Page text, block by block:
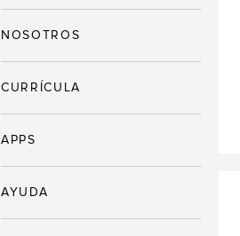
NOSOTROS
CURRÍCULA
APPS
AYUDA